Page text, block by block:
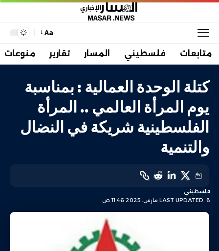
Aa
متابعات فلسطيني المسار تقارير منوعات
كتلة الوحدة العمالية : بمناسبة
يوم المرأة العالمي .. المرأة
الفلسطينية شريكة في النضال
والتنمية
LAST UPDATED: 8 مارس، 2025 11:46 ص
فلسطيني